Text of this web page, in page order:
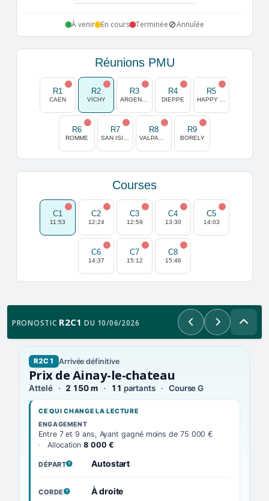
À venir En cours Terminée🚫Annulée
Réunions PMU
R1
CAEN
R2
VICHY
R3 R4
DIEPPE
R5
R6
ROMME
R7 R8 R9
BORELY
Courses
C1
11:53
C2
12:24
C3
12:59
C4
13:30
C5
14:03
C6
14:37
C7
15:12
C8
15:46
PRONOSTIC R2C1 DU 10/06/2026 PrécédentSuivant
R2C1 Arrivée définitive
Prix de Ainay-le-chateau
Attelé 2 150 m 11 partants Course G
CE QUI CHANGE LA LECTURE
ENGAGEMENT
Entre 7 et 9 ans, Ayant gagné moins de 75 000 €
Allocation8 000 €
DÉPART
, VOIR LA DÉFINITIONAutostart
CORDE
, VOIR LA DÉFINITION
À droite